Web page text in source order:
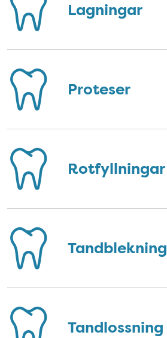
Lagningar
Proteser
Rotfyllningar
Tandblekning
Tandlossning